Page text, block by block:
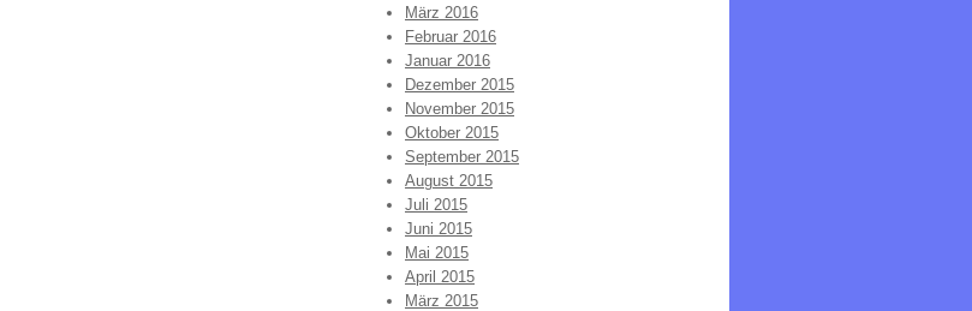
März 2016
Februar 2016
Januar 2016
Dezember 2015
November 2015
Oktober 2015
September 2015
August 2015
Juli 2015
Juni 2015
Mai 2015
April 2015
März 2015